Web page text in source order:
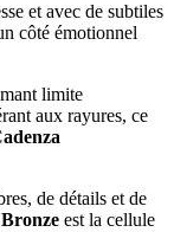
et avec de subtiles
côté émotionnel
limite
aux rayures, ce
de détails et de
est la cellule